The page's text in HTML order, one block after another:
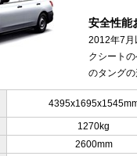
安全性能
2012年7月
クシート
のタングの
1270kg
2600mm